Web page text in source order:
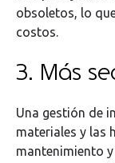
obsoletos, lo
costos.
3. Más
Una gestión de
materiales y las
mantenimiento